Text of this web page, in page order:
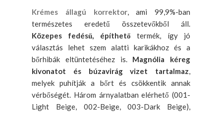
Krémes állagú korrektor, ami 99,9%-ban
természetes eredetű összetevőkből áll.
Közepes fedésű, építhető termék, így jó
választás lehet szem alatti karikákhoz és a
bőrhibák eltüntetéséhez is. Magnólia kéreg
kivonatot és búzavirág vizet tartalmaz,
melyek puhítják a bőrt és csökkentik annak
vérbőségét. Három árnyalatban elérhető (001-
Light Beige, 002-Beige, 003-Dark Beige),